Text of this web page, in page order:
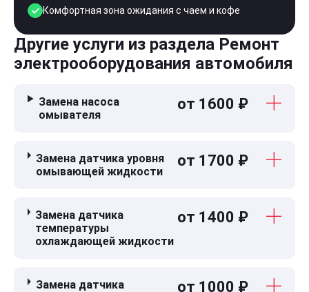
Комфортная зона ожидания с чаем и кофе
Другие услуги из раздела Ремонт
электрооборудования автомобиля
Замена насоса
омывателя
от 1600 ₽
Замена датчика уровня
омывающей жидкости
от 1700 ₽
Замена датчика
температуры
охлаждающей жидкости
от 1400 ₽
Замена датчика
от 1000 ₽